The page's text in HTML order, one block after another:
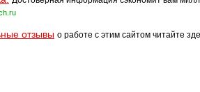
отзывы о работе с этим сайтом читайте